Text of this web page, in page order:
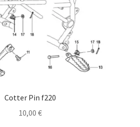
Cotter Pin f220
10,00 €